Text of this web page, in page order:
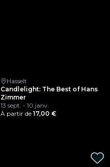
Hasselt
Candlelight: The Best of Hans
Zimmer
13 sept. - 10 janv.
À partir de 17,00 €